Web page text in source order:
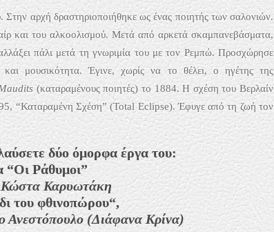
αρχή δραστηριοποιήθηκε ως ένας ποιητής των σαλονιών.
και του αλκοολισμού. Μετά από αρκετά σκαμπανεβάσματα,
πάλι μετά τη γνωριμία του με τον Ρεμπώ. Προσχώρησε
μουσικότητα. Έγινε, χωρίς να το θέλει, ο ηγέτης της
(καταραμένους ποιητές) το 1884. Η σχέση του Βερλαίν
“Καταραμένη Σχέση” (Total Eclipse). Έφυγε από τη ζωή τον
δύο όμορφα έργα του:
“Οι Ράθυμοι”
Καρυωτάκη
του φθινοπώρου“,
Ανεστόπουλο (Διάφανα Κρίνα)